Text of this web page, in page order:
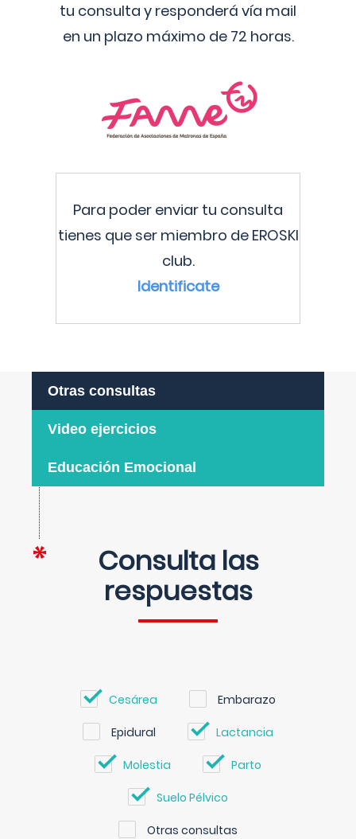
tu consulta y responderá vía mail
en un plazo máximo de 72 horas.
Para poder enviar tu consulta
tienes que ser miembro de EROSKI
club.
Identificate
Otras consultas
Video ejercicios
Educación Emocional
Consulta las
respuestas
Cesárea Embarazo
Epidural Lactancia
Molestia Parto
Suelo Pélvico
Otras consultas